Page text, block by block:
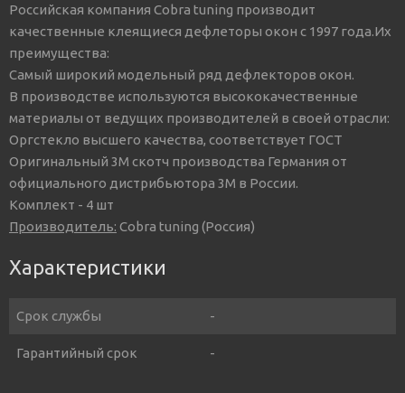
Российская компания Cobra tuning производит
качественные клеящиеся дефлеторы окон с 1997 года.Их
преимущества:
Самый широкий модельный ряд дефлекторов окон.
В производстве используются высококачественные
материалы от ведущих производителей в своей отрасли:
Оргстекло высшего качества, соответствует ГОСТ
Оригинальный 3М скотч производства Германия от
официального дистрибьютора 3М в России.
Комплект - 4 шт
Производитель: Cobra tuning (Россия)
Характеристики
Срок службы -
Гарантийный срок -